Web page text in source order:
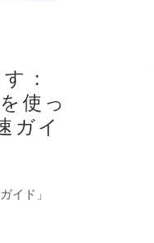
：
使っ
ガイ
イド」